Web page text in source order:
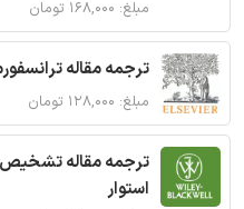
مبلغ: ۱۶۸,۰۰۰ تومان
ترجمه مقاله
مبلغ: ۱۲۸,۰۰۰ تومان
ترجمه مقاله تشخیص
استوار